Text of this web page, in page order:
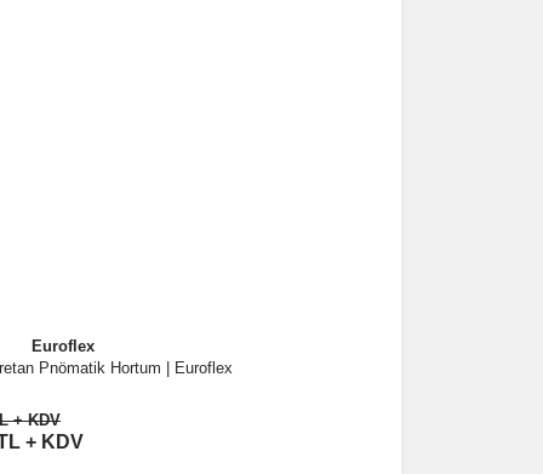
Euroflex
Pnömatik Hortum | Euroflex
+ KDV
+ KDV
İncele
Sepete Ekle